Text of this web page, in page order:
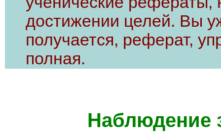
достижении целей. Вы
получается, реферат,
полная.
Наблюдение